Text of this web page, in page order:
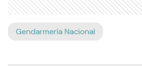
Gendarmería Nacional